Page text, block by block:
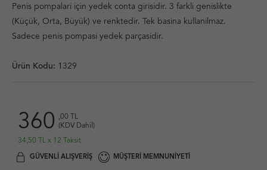
Penis pompalari için yedek conta girisidir. 3 farkli genislikte
(Küçük, Orta, Büyük) ve renktedir. Tek basina kullanilmaz.
Sadece penis pompasi yedek parçasidir.
Ürün Kodu: 1329
360 ,00 TL
(KDV Dahil)
34,50 TL x 12 Taksit
GÜVENLI ALIŞVERIŞ MÜŞTERI MEMNUNIYETI